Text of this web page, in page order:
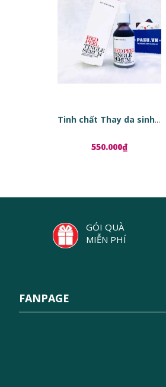
Tinh chất Thay da sinh học Red Peel Tingle Serum
550.000₫
GÓI QUÀ
MIỄN PHÍ
FANPAGE